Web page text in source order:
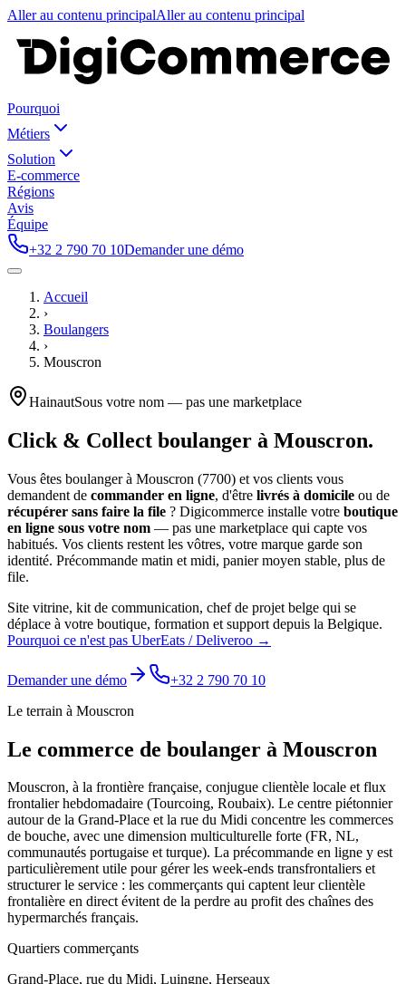
Aller au contenu principalAller au contenu principal
Pourquoi
Métiers
Solution
E-commerce
Régions
Avis
Équipe
+32 2 790 70 10Demander une démo
Accueil
›
Boulangers
›
Mouscron
HainautSous votre nom — pas une marketplace
Click & Collect boulanger à Mouscron.
Vous êtes boulangerà Mouscron (7700) et vos clients vous
demandent de commander en ligne, d'être livrés à domicile ou de
récupérer sans faire la file ? Digicommerce installe votre boutique
en ligne sous votre nom — pas une marketplace qui capte vos
habitués. Vos clients restent les vôtres, votre marque garde son
identité. Précommande matin et midi, panier moyen stable, plus de
file.
Site vitrine, kit de communication, chef de projet belge qui se
déplace à votre boutique, formation et support depuis la Belgique.
Pourquoi ce n'est pas UberEats / Deliveroo →
Demander une démo
+32 2 790 70 10
Le terrain à Mouscron
Le commerce de boulanger à Mouscron
Mouscron, à la frontière française, conjugue clientèle locale et flux
frontalier hebdomadaire (Tourcoing, Roubaix). Le centre piétonnier
autour de la Grand-Place et la rue du Midi concentre les commerces
de bouche, avec une dimension multiculturelle forte (FR, NL,
communautés portugaise et turque). La précommande en ligne y est
particulièrement utile pour gérer les week-ends transfrontaliers et
structurer le service : les commerçants qui captent leur clientèle
frontalière en direct évitent de la perdre au profit des chaînes des
hypermarchés français.
Quartiers commerçants
Grand-Place, rue du Midi, Luingne, Herseaux